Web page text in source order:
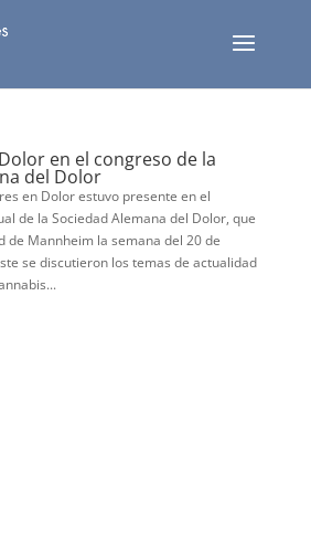
en el congreso de la
del Dolor
en Dolor estuvo presente en el
de la Sociedad Alemana del Dolor, que
de Mannheim la semana del 20 de
se discutieron los temas de actualidad